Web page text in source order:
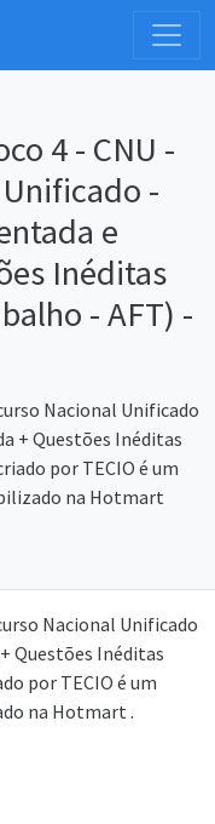
4 - CNU -
-
e
Inéditas
- AFT) -
Nacional Unificado
+ Questões Inéditas
por TECIO é um
na Hotmart
Nacional Unificado
Questões Inéditas
por TECIO é um
na Hotmart .